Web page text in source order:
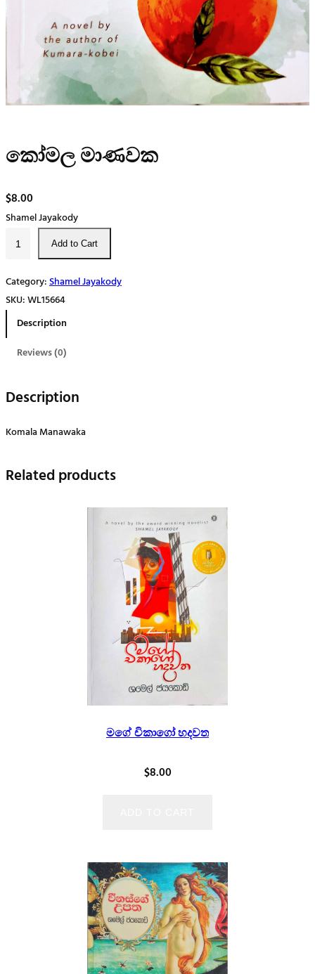
කෝමල මාණවක
$8.00
Shamel Jayakody
ණ
a
t
t
Add to Cart
Category:Shamel Jayakody
SKU:WL15664
Description
Reviews (0)
Description
Komala Manawaka
Related products
මගේ චිකාගෝ හදවත
$8.00